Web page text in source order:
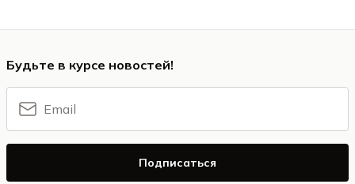
Будьте в курсе новостей!
Подписаться